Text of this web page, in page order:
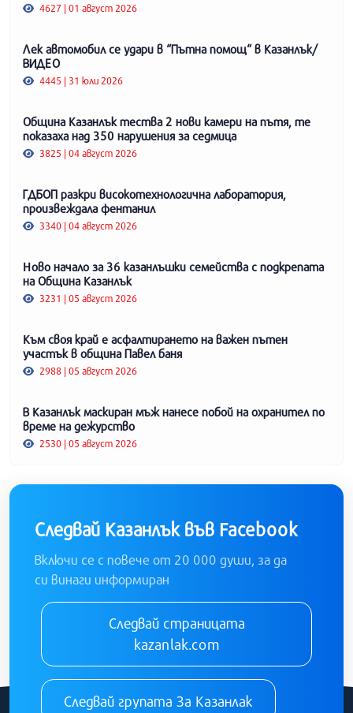
4627 | 01 август 2026
Лек автомобил се удари в “Пътна помощ“ в Казанлък/
ВИДЕО
4445 | 31 юли 2026
Община Казанлък тества 2 нови камери на пътя, те
показаха над 350 нарушения за седмица
3825 | 04 август 2026
ГДБОП разкри високотехнологична лаборатория,
произвеждала фентанил
3340 | 04 август 2026
Ново начало за 36 казанлъшки семейства с подкрепата
на Община Казанлък
3231 | 05 август 2026
Към своя край е асфалтирането на важен пътен
участък в община Павел баня
2988 | 05 август 2026
В Казанлък маскиран мъж нанесе побой на охранител по
време на дежурство
2530 | 05 август 2026
Следвай Казанлък във Facebook
Включи се с повече от 20 000 души, за да
си винаги информиран
Следвай страницата
kazanlak.com
Следвай групата За Казанлак